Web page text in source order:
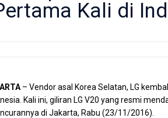
Kali di
– Vendor asal Korea Selatan, LG
Kali ini, giliran LG V20 yang resmi
di Jakarta, Rabu (23/11/2016).